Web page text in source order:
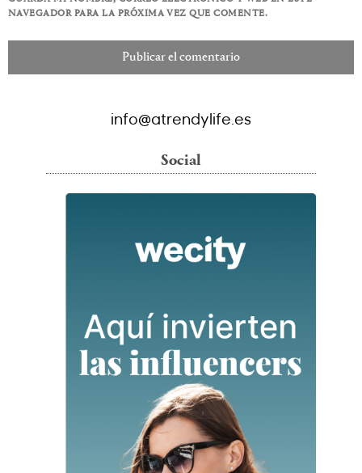
NAVEGADOR PARA LA PRÓXIMA VEZ QUE COMENTE.
info@atrendylife.es
Social